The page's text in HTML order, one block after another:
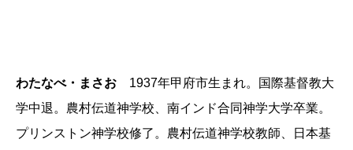
わたなべ・まさお 1937年甲府市生まれ。国際基督教大
学中退。農村伝道神学校、南インド合同神学大学卒業。
プリンストン神学校修了。農村伝道神学校教師、日本基